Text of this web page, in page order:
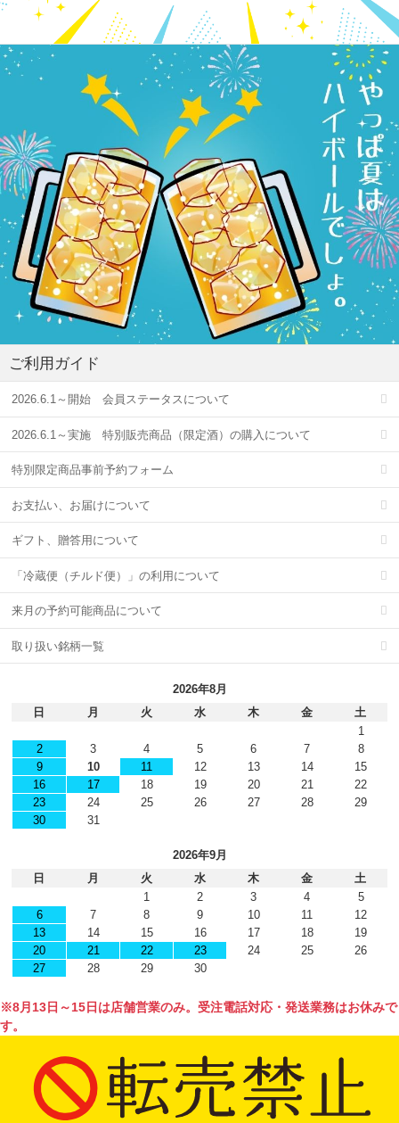
ご利用ガイド
2026.6.1～開始 会員ステータスについて
2026.6.1～実施 特別販売商品（限定酒）の購入について
特別限定商品事前予約フォーム
お支払い、お届けについて
ギフト、贈答用について
「冷蔵便（チルド便）」の利用について
来月の予約可能商品について
取り扱い銘柄一覧
2026年8月
日
月 火 水 木 金
土
1
2
3 4 5 6 7
8
9
10 11 12 13 14
15
16
17 18 19 20 21
22
23
24 25 26 27 28
29
30
31
2026年9月
日
月 火 水 木 金
土
1
2 3 4
5
6
7 8 9 10 11
12
13
14 15 16 17 18
19
20
21 22 23 24 25
26
27
28 29 30
※8月13日～15日は店舗営業のみ。受注電話対応・発送業務はお休みで
す。